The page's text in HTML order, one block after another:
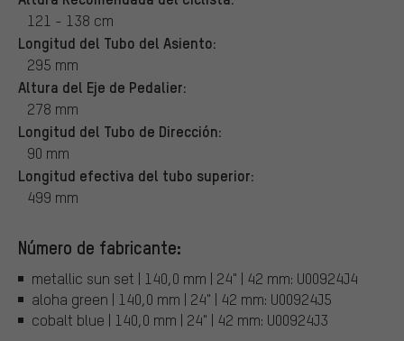
121 - 138 cm
Longitud del Tubo del Asiento:
295 mm
Altura del Eje de Pedalier:
278 mm
Longitud del Tubo de Dirección:
90 mm
Longitud efectiva del tubo superior:
499 mm
Número de fabricante:
metallic sun set | 140,0 mm | 24" | 42 mm: U00924J4
aloha green | 140,0 mm | 24" | 42 mm: U00924J5
cobalt blue | 140,0 mm | 24" | 42 mm: U00924J3